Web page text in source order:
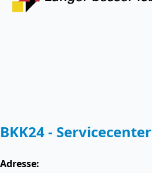
BKK24 - Servicecenter
Adresse: